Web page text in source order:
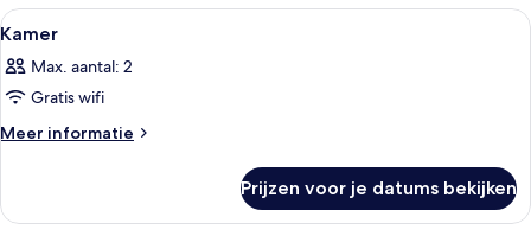
Alle
foto's
voor
Kamer
laden
Een hotelkamer met twee bedden,
1
Kamer
Max. aantal: 2
Gratis wifi
Meer informatie
Meer
Prijzen voor je datums bekijken